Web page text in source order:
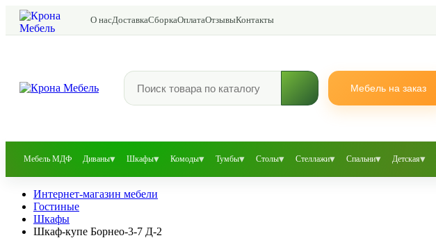
О насДоставкаСборкаОплатаОтзывыКонтакты
Мебель на заказ
Мебель МДФ Диваны▾ Шкафы▾ Комоды▾ Тумбы▾ Столы▾ Стеллажи▾ Спальни▾ Детская▾
Интернет-магазин мебели
Гостиные
Шкафы
Шкаф-купе Борнео-3-7 Д-2